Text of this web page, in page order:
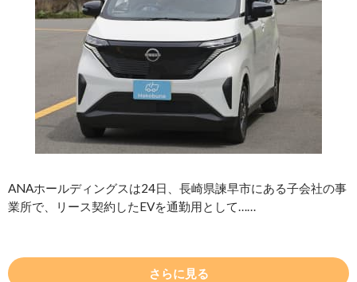
ANAホールディングスは24日、長崎県諫早市にある子会社の事
業所で、リース契約したEVを通勤用として……
さらに見る